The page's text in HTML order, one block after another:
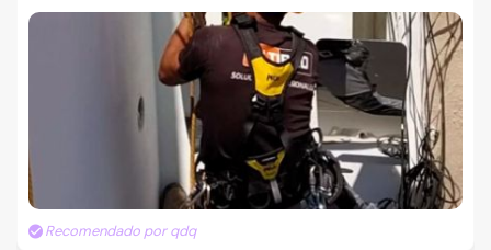
Recomendado por qdq